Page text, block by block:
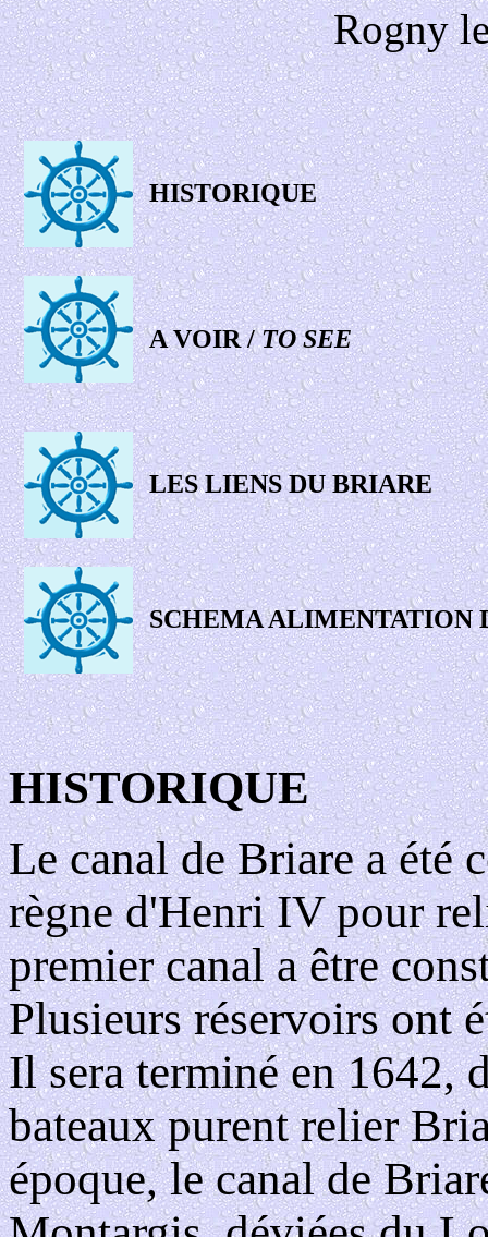
Rogny
HISTORIQUE
A VOIR /TO SEE
LES LIENS DU BRIARE
SCHEMA ALIMENTATION
HISTORIQUE
Le canal de Briare a été
règne d'Henri IV pour
premier canal a être
Plusieurs réservoirs ont
Il sera terminé en 1642,
bateaux purent relier
époque, le canal de